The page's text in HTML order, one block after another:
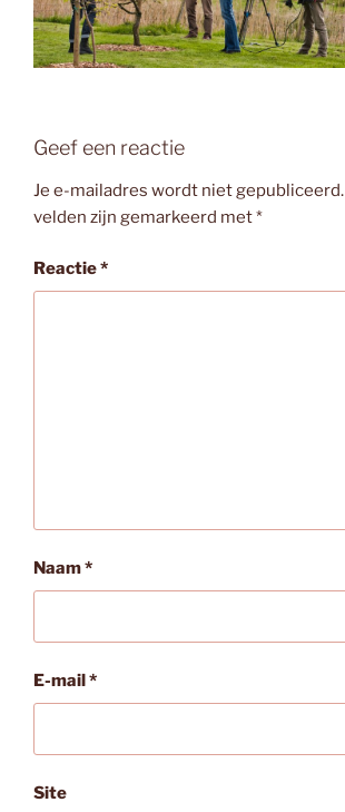
Geef een reactie
Je e-mailadres wordt niet gepubliceerd.
velden zijn gemarkeerd met*
Reactie*
Naam*
E-mail*
Site